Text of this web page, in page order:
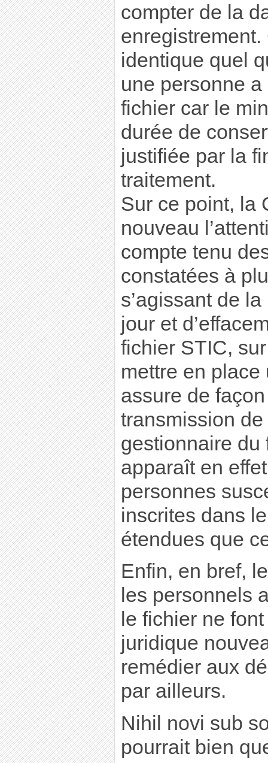
compter de la
identique quel
une personne
fichier car le
durée de
justifiée par la
traitement.
Sur ce point, la
nouveau
compte tenu
constatées à
s’agissant de
jour et
fichier STIC,
mettre en
assure de
transmission
gestionnaire du
apparaît en
personnes
inscrites dans
étendues que
Enfin, en bref,
les personnels
le fichier ne
juridique
remédier aux
par ailleurs.
Nihil novi sub
pourrait bien